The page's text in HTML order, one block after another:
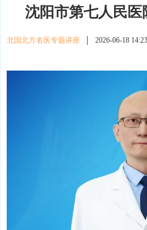
沈阳市第七人民
北国北方名医专题讲座 2026-06-18 14:23